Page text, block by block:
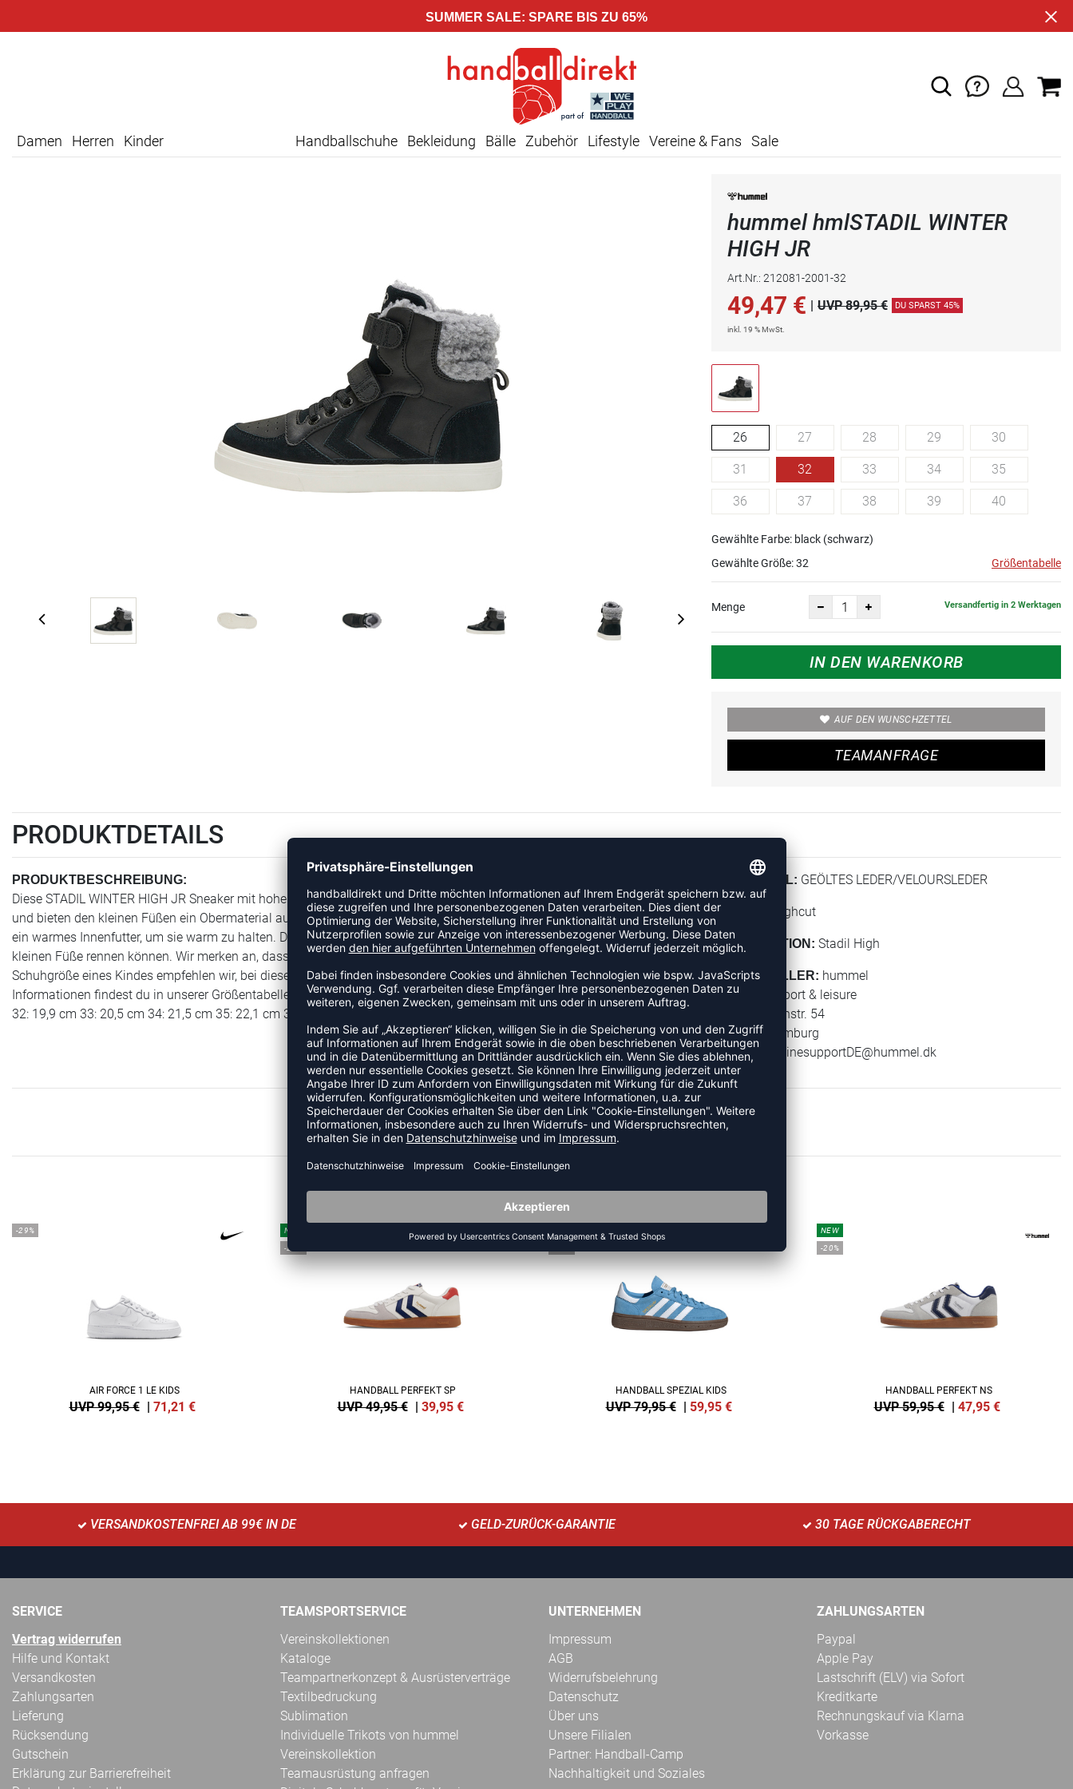
SUMMER SALE: SPARE BIS ZU 65%
Damen Herren Kinder Handballschuhe Bekleidung Bälle Zubehör Lifestyle Vereine & Fans Sale
hummel hmlSTADIL WINTER
HIGH JR
Art.Nr.: 212081-2001-32
49,47 € | UVP 89,95 € DU SPARST 45%
inkl. 19 % MwSt.
26 27 28 29 30
31 32 33 34 35
36 37 38 39 40
Gewählte Farbe: black (schwarz)
Gewählte Größe:32 Größentabelle
Menge Versandfertig in 2 Werktagen
IN DEN WARENKORB
AUF DEN WUNSCHZETTEL
TEAMANFRAGE
PRODUKTDETAILS
PRODUKTBESCHREIBUNG:
Diese STADIL WINTER HIGH JR Sneaker mit hohem Schaft sind eine neue Version des klassischen hummel® Stadil-Designs
und bieten den kleinen Füßen ein Obermaterial aus geöltem Leder und Veloursleder für einen stylischen Wetterschutz sowie
ein warmes Innenfutter, um sie warm zu halten. Die vulkanisierte Sohle bietet eine feste und stabile Oberfläche, mit der die
kleinen Füße rennen können. Wir merken an, dass diese Stiefel eine normale bis weite Breite aufweisen. Bei der Auswahl der
Schuhgröße eines Kindes empfehlen wir, bei diesen Schuhen 1–1,5 cm Wachstumsspielraum zu lassen. Weitere
Informationen findest du in unserer Größentabelle. 26: 15,8 cm 27: 16,6 cm 28: 17,7 cm 29: 18,0 cm 30: 18,6 cm 31: 19,1 cm
32: 19,9 cm 33: 20,5 cm 34: 21,5 cm 35: 22,1 cm 36: 22,7 cm 37: 23,3 cm 38: 24,1 cm 39: 24,8 cm
MATERIAL: GEÖLTES LEDER/VELOURSLEDER
Highcut
KOLLEKTION: Stadil High
HERSTELLER: hummel
hummel sport & leisure
Leverkusenstr. 54
22761 Hamburg
E-Mail:
onlinesupportDE@hummel.dk
ZULETZT ANGESEHEN
MEHR AUS DER KATEGORIE SNEAKER
-29%
AIR FORCE 1 LE KIDS
UVP 99,95 € | 71,21 €
NEW
-20%
HANDBALL PERFEKT SP
UVP 49,95 € | 39,95 €
HANDBALL SPEZIAL KIDS
UVP 79,95 € | 59,95 €
NEW
-20%
HANDBALL PERFEKT NS
UVP 59,95 € | 47,95 €
VERSANDKOSTENFREI AB 99€ IN DE GELD-ZURÜCK-GARANTIE 30 TAGE RÜCKGABERECHT
SERVICE
Vertrag widerrufen
Hilfe und Kontakt
Versandkosten
Zahlungsarten
Lieferung
Rücksendung
Gutschein
Erklärung zur Barrierefreiheit
TEAMSPORTSERVICE
Vereinskollektionen
Kataloge
Teampartnerkonzept & Ausrüsterverträge
Textilbedruckung
Sublimation
Individuelle Trikots von hummel
Vereinskollektion
Teamausrüstung anfragen
UNTERNEHMEN
Impressum
AGB
Widerrufsbelehrung
Datenschutz
Über uns
Unsere Filialen
Partner: Handball-Camp
Nachhaltigkeit und Soziales
ZAHLUNGSARTEN
Paypal
Apple Pay
Lastschrift (ELV) via Sofort
Kreditkarte
Rechnungskauf via Klarna
Vorkasse